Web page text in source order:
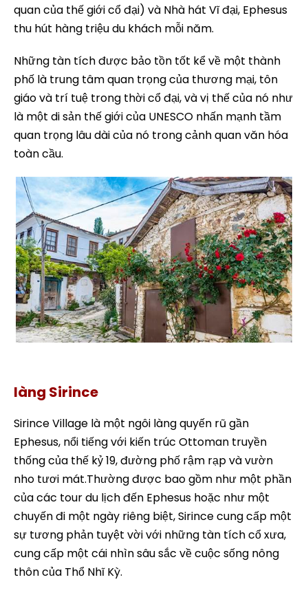
quan của thế giới cổ đại) và Nhà hát Vĩ đại, Ephesus
thu hút hàng triệu du khách mỗi năm.
Những tàn tích được bảo tồn tốt kể về một thành
phố là trung tâm quan trọng của thương mại, tôn
giáo và trí tuệ trong thời cổ đại, và vị thế của nó như
là một di sản thế giới của UNESCO nhấn mạnh tầm
quan trọng lâu dài của nó trong cảnh quan văn hóa
toàn cầu.
làng Sirince
Sirince Village là một ngôi làng quyến rũ gần
Ephesus, nổi tiếng với kiến trúc Ottoman truyền
thống của thế kỷ 19, đường phố rậm rạp và vườn
nho tươi mát.Thường được bao gồm như một phần
của các tour du lịch đến Ephesus hoặc như một
chuyến đi một ngày riêng biệt, Sirince cung cấp một
sự tương phản tuyệt vời với những tàn tích cổ xưa,
cung cấp một cái nhìn sâu sắc về cuộc sống nông
thôn của Thổ Nhĩ Kỳ.